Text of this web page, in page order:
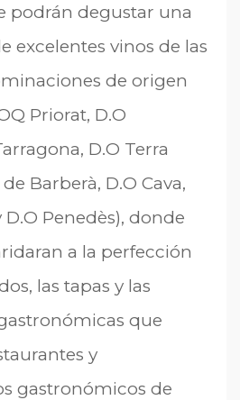
podrán degustar una
excelentes vinos de las
de origen
Priorat, D.O
D.O Terra
Barberà, D.O Cava,
D.O Penedès), donde
a la perfección
las tapas y las
que
y
gastronómicos de